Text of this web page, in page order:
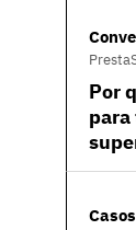
Por
para